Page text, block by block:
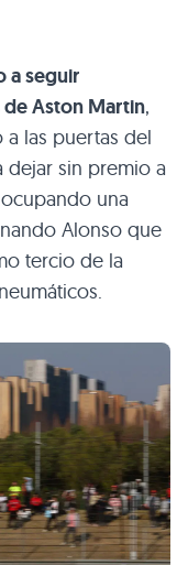
a seguir
Aston Martin,
las puertas del
dejar sin premio a
una
Alonso que
tercio de la